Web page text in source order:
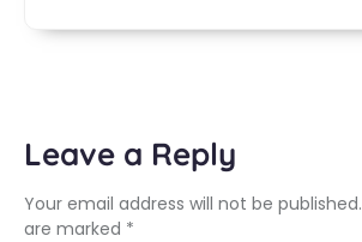
Leave a Reply
Your email address will not be published.
are marked *